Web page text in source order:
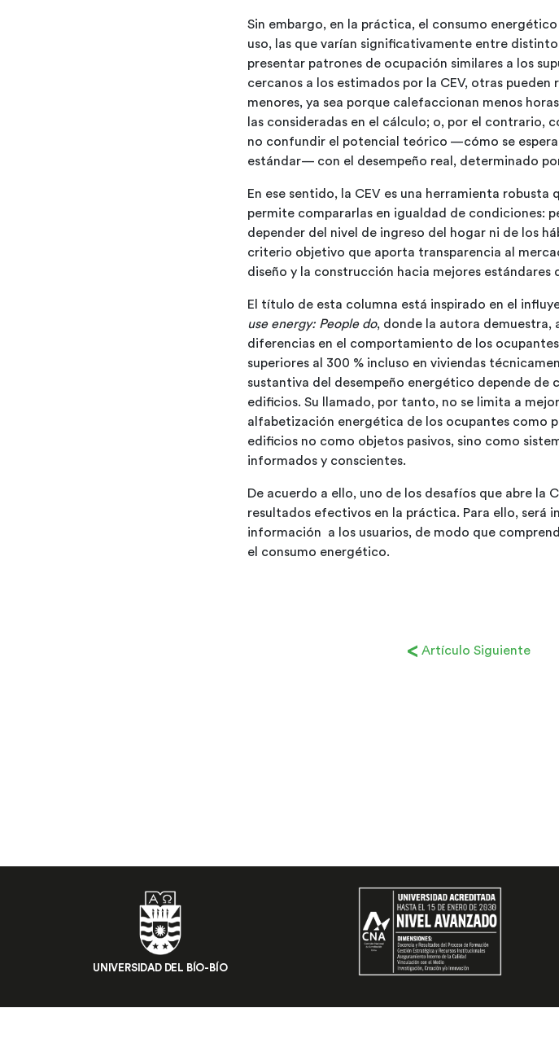
Sin embargo, en la práctica, el consumo
uso, las que varían significativamente entre
presentar patrones de ocupación similares a los
cercanos a los estimados por la CEV, otras
menores, ya sea porque calefaccionan menos
las consideradas en el cálculo; o, por el contrario,
no confundir el potencial teórico —cómo se
estándar— con el desempeño real, determinado
En ese sentido, la CEV es una herramienta
permite compararlas en igualdad de condiciones:
depender del nivel de ingreso del hogar ni de los
criterio objetivo que aporta transparencia al
diseño y la construcción hacia mejores estándares
El título de esta columna está inspirado en el
use energy: People do, donde la autora demuestra,
diferencias en el comportamiento de los
superiores al 300 % incluso en viviendas
sustantiva del desempeño energético depende de
edificios. Su llamado, por tanto, no se limita a
alfabetización energética de los ocupantes como
edificios no como objetos pasivos, sino como
informados y conscientes.
De acuerdo a ello, uno de los desafíos que abre la
resultados efectivos en la práctica. Para ello, será
información a los usuarios, de modo que
el consumo energético.
< Artículo Siguiente
UNIVERSIDAD DEL BÍO-BÍO